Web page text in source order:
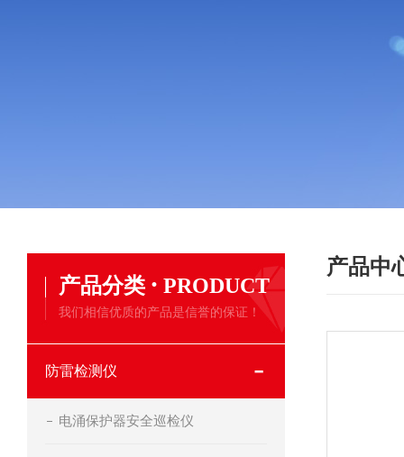
产品分类 · PRODUCT
我们相信优质的产品是信誉的保证！
防雷检测仪
电涌保护器安全巡检仪
产品中